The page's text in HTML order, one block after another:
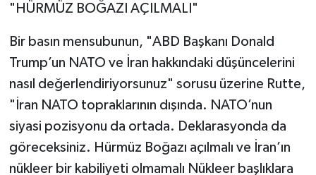
"HÜRMÜZ BOĞAZI AÇILMALI"
Bir basın mensubunun, "ABD Başkanı Donald
Trump’un NATO ve İran hakkındaki düşüncelerini
nasıl değerlendiriyorsunuz" sorusu üzerine Rutte,
"İran NATO topraklarının dışında. NATO’nun
siyasi pozisyonu da ortada. Deklarasyonda da
göreceksiniz. Hürmüz Boğazı açılmalı ve İran’ın
nükleer bir kabiliyeti olmamalı Nükleer başlıklara